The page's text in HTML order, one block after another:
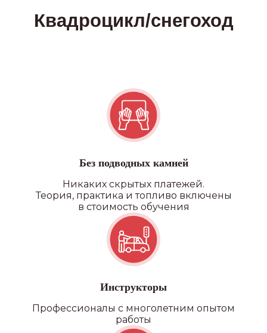
Без подводных камней
Никаких скрытых платежей.
Теория, практика и топливо включены
в стоимость обучения
Инструкторы
Профессионалы с многолетним опытом
работы
филиалов по всему СПб и ЛО,
где каждый сможет выбрать
ближайший к себе
Лицензия комитета
по образованию
Никаких скрытых платежей,
БЕЗ ПОДВОДНЫХ КАМНЕЙ